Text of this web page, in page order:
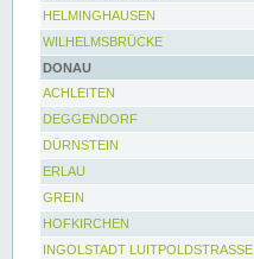
HELMINGHAUSEN
WILHELMSBRÜCKE
DONAU
ACHLEITEN
DEGGENDORF
DÜRNSTEIN
ERLAU
GREIN
HOFKIRCHEN
INGOLSTADT LUITPOLDSTRASSE